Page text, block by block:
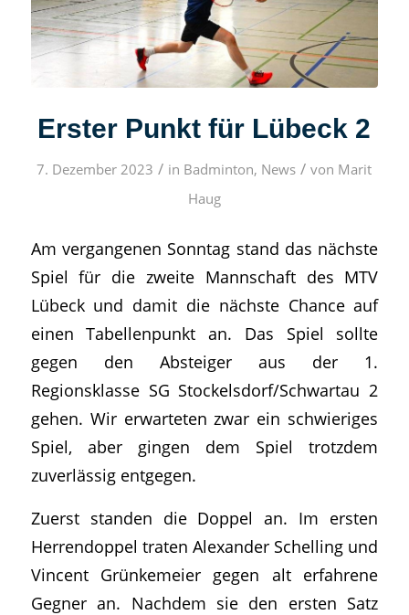
Erster Punkt für Lübeck 2
7. Dezember 2023 / in Badminton, News / von Marit
Haug
Am vergangenen Sonntag stand das nächste
Spiel für die zweite Mannschaft des MTV
Lübeck und damit die nächste Chance auf
einen Tabellenpunkt an. Das Spiel sollte
gegen den Absteiger aus der 1.
Regionsklasse SG Stockelsdorf/Schwartau 2
gehen. Wir erwarteten zwar ein schwieriges
Spiel, aber gingen dem Spiel trotzdem
zuverlässig entgegen.
Zuerst standen die Doppel an. Im ersten
Herrendoppel traten Alexander Schelling und
Vincent Grünkemeier gegen alt erfahrene
Gegner an. Nachdem sie den ersten Satz